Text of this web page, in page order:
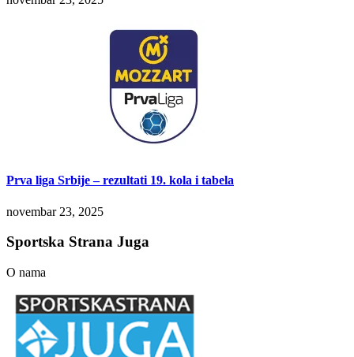
Prva liga Srbije – rezultati 19. kola i tabela
novembar 23, 2025
Sportska Strana Juga
O nama